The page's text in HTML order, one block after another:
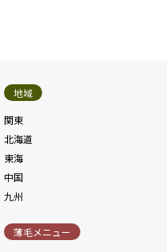
地域
関東
北海道
東海
中国
九州
薄毛メニュー